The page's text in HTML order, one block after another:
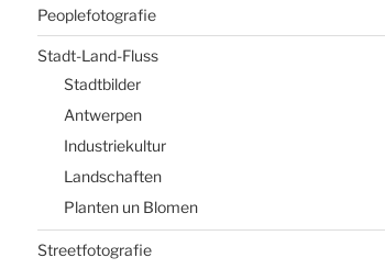
Peoplefotografie
Stadt-Land-Fluss
Stadtbilder
Antwerpen
Industriekultur
Landschaften
Planten un Blomen
Streetfotografie